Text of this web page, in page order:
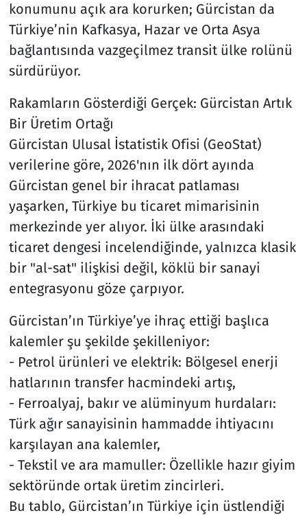
konumunu açık ara korurken; Gürcistan da
Türkiye’nin Kafkasya, Hazar ve Orta Asya
bağlantısında vazgeçilmez transit ülke rolünü
sürdürüyor.
Rakamların Gösterdiği Gerçek: Gürcistan Artık
Bir Üretim Ortağı
Gürcistan Ulusal İstatistik Ofisi (GeoStat)
verilerine göre, 2026'nın ilk dört ayında
Gürcistan genel bir ihracat patlaması
yaşarken, Türkiye bu ticaret mimarisinin
merkezinde yer alıyor. İki ülke arasındaki
ticaret dengesi incelendiğinde, yalnızca klasik
bir "al-sat" ilişkisi değil, köklü bir sanayi
entegrasyonu göze çarpıyor.
Gürcistan’ın Türkiye’ye ihraç ettiği başlıca
kalemler şu şekilde şekilleniyor:
- Petrol ürünleri ve elektrik: Bölgesel enerji
hatlarının transfer hacmindeki artış,
- Ferroalyaj, bakır ve alüminyum hurdaları:
Türk ağır sanayisinin hammadde ihtiyacını
karşılayan ana kalemler,
- Tekstil ve ara mamuller: Özellikle hazır giyim
sektöründe ortak üretim zincirleri.
Bu tablo, Gürcistan’ın Türkiye için üstlendiği
Televizyon